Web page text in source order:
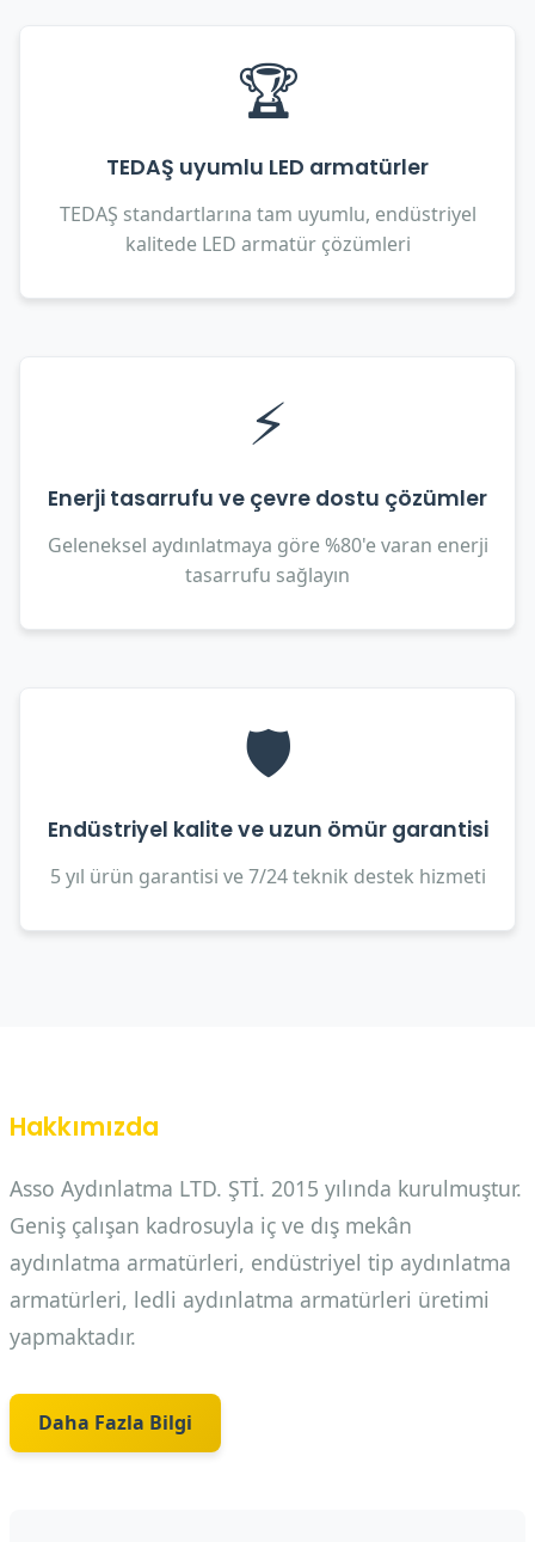
🏆
TEDAŞ uyumlu LED armatürler
TEDAŞ standartlarına tam uyumlu, endüstriyel
kalitede LED armatür çözümleri
⚡
Enerji tasarrufu ve çevre dostu çözümler
Geleneksel aydınlatmaya göre %80'e varan enerji
tasarrufu sağlayın
🛡️
Endüstriyel kalite ve uzun ömür garantisi
5 yıl ürün garantisi ve 7/24 teknik destek hizmeti
Hakkımızda
Asso Aydınlatma LTD. ŞTİ. 2015 yılında kurulmuştur.
Geniş çalışan kadrosuyla iç ve dış mekân
aydınlatma armatürleri, endüstriyel tip aydınlatma
armatürleri, ledli aydınlatma armatürleri üretimi
yapmaktadır.
Daha Fazla Bilgi